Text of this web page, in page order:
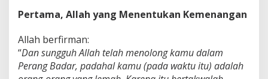
Pertama, Allah yang Menentukan Kemenangan
Allah berfirman:
“Dan sungguh Allah telah menolong kamu dalam
Perang Badar, padahal kamu (pada waktu itu) adalah